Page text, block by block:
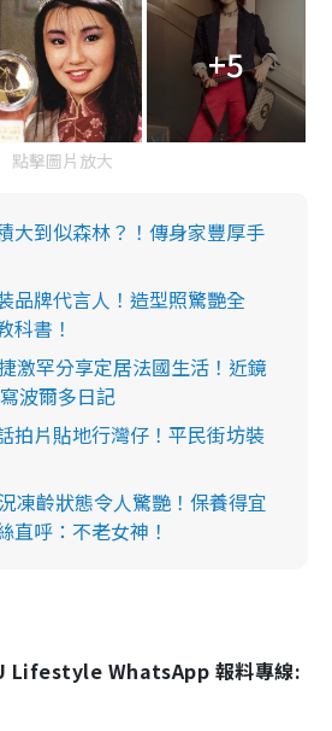
+5
點擊圖片放大
大到似森林？！傳身家豐厚手
品牌代言人！造型照驚艷全
科書！
激罕分享定居法國生活！近鏡
波爾多日記
拍片貼地行灣仔！平民街坊裝
凍齡狀態令人驚艷！保養得宜
直呼：不老女神！
Lifestyle WhatsApp 報料專線: